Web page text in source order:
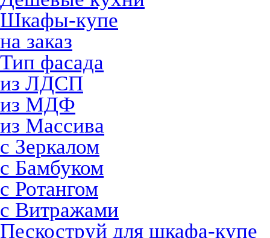
Шкафы-купе
на заказ
Тип фасада
из ЛДСП
из МДФ
из Массива
с Зеркалом
с Бамбуком
с Ротангом
с Витражами
Пескоструй для шкафа-купе